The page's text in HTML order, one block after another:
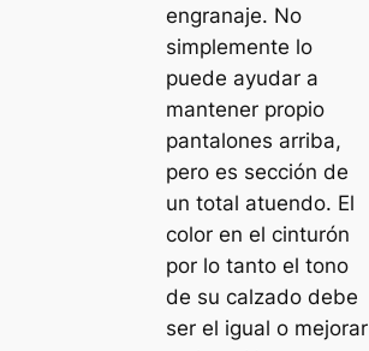
engranaje. No
simplemente lo
puede ayudar a
mantener propio
pantalones arriba,
pero es sección de
un total atuendo. El
color en el cinturón
por lo tanto el tono
de su calzado debe
ser el igual o mejorar